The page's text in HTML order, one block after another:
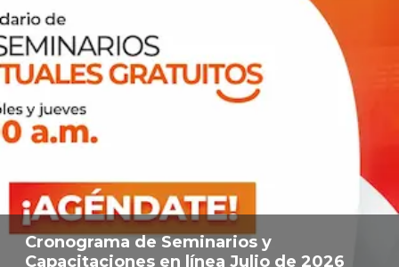
Cronograma de Seminarios y
Capacitaciones en línea Julio de 2026